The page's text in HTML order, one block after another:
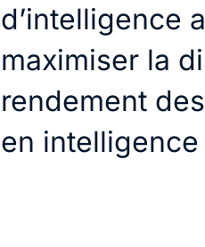
d’intelligence
maximiser la
rendement
en